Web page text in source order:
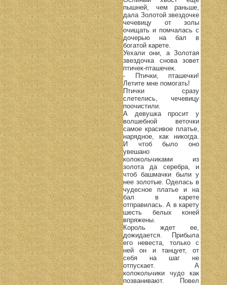
пышней, чем раньше,
дала Золотой звездочке
чечевицу от золы
очищать и помчалась с
дочерью на бал в
богатой карете.
Уехали они, а Золотая
звездочка снова зовет
птичек-пташечек.
- Птички, пташечки!
Летите мне помогать!
Птички сразу
слетелись, чечевицу
поочистили.
А девушка просит у
волшебной веточки
самое красивое платье,
нарядное, как никогда.
И чтоб было оно
увешано
колокольчиками из
золота да серебра, и
чтоб башмачки были у
нее золотые. Оделась в
чудесное платье и на
бал в карете
отправилась. А в карету
шесть белых коней
впряжены.
Король ждет ее,
дожидается. Прибыла
его невеста, только с
ней он и танцует, от
себя на шаг не
отпускает. А
колокольчики чудо как
позванивают. Повел